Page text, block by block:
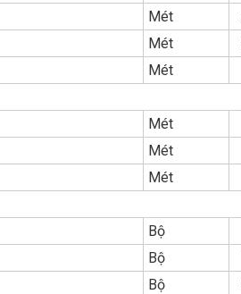
Mét
Mét
Mét
Mét
Mét
Mét
Bộ
Bộ
Bộ